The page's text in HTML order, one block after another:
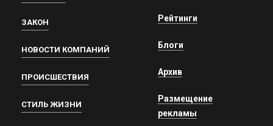
ЗАКОН
НОВОСТИ КОМПАНИЙ
ПРОИСШЕСТВИЯ
СТИЛЬ ЖИЗНИ
Рейтинги
Блоги
Архив
Размещение
рекламы